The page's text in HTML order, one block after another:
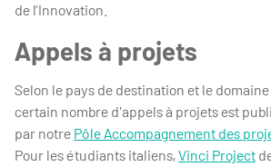
de l’Innovation.
Appels à projets
Selon le pays de destination et le
certain nombre d'appels à projets est
par notre Pôle Accompagnement des
Pour les étudiants italiens,Vinci Project